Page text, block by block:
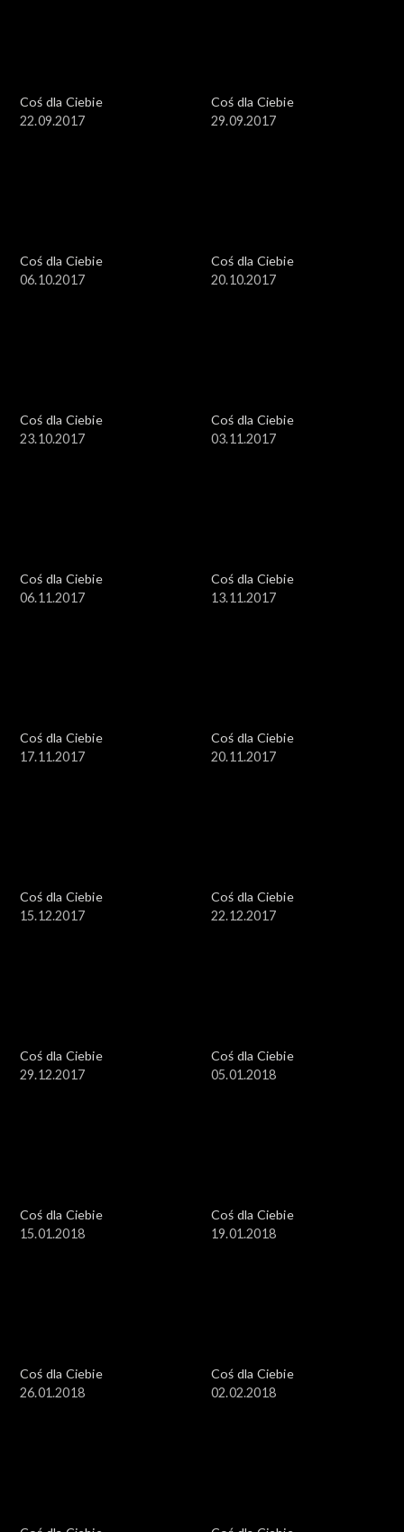
Coś dla Ciebie
22.09.2017
Coś dla Ciebie
29.09.2017
Coś dla Ciebie
06.10.2017
Coś dla Ciebie
20.10.2017
Coś dla Ciebie
23.10.2017
Coś dla Ciebie
03.11.2017
Coś dla Ciebie
06.11.2017
Coś dla Ciebie
13.11.2017
Coś dla Ciebie
17.11.2017
Coś dla Ciebie
20.11.2017
Coś dla Ciebie
15.12.2017
Coś dla Ciebie
22.12.2017
Coś dla Ciebie
29.12.2017
Coś dla Ciebie
05.01.2018
Coś dla Ciebie
15.01.2018
Coś dla Ciebie
19.01.2018
Coś dla Ciebie
26.01.2018
Coś dla Ciebie
02.02.2018